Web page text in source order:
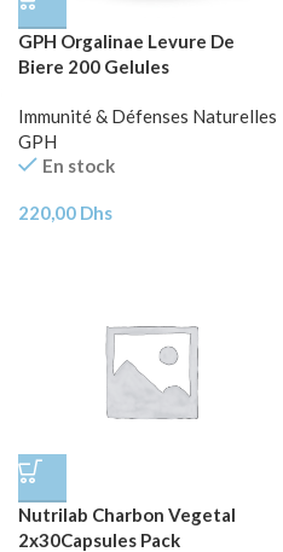
GPH Orgalinae Levure De
Biere 200 Gelules
Immunité & Défenses Naturelles
GPH
En stock
220,00 Dhs
Nutrilab Charbon Vegetal
2x30Capsules Pack